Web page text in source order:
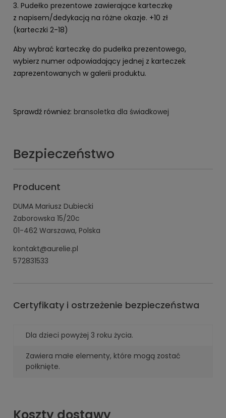
3. Pudełko prezentowe zawierające karteczkę
z napisem/dedykacją na różne okazje. +10 zł
(karteczki 2-18)
Aby wybrać karteczkę do pudełka prezentowego,
wybierz numer odpowiadający jednej z karteczek
zaprezentowanych w galerii produktu.
Sprawdź również: bransoletka dla świadkowej
Bezpieczeństwo
Producent
DUMA Mariusz Dubiecki
Zaborowska 15/20c
01-462 Warszawa, Polska
kontakt@aurelie.pl
572831533
Certyfikaty i ostrzeżenie bezpieczeństwa
Dla dzieci powyżej 3 roku życia.
Zawiera małe elementy, które mogą zostać
połknięte.